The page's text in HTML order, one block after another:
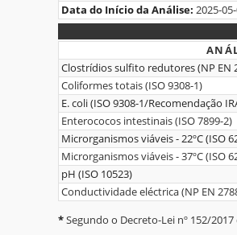
Data do Início da Análise: 2025-
Clostrídios sulfito redutores (NP EN
Coliformes totais (ISO 9308-1)
E. coli (ISO 9308-1/Recomendação
Enterococos intestinais (ISO 7899-2)
Microrganismos viáveis - 22ºC (ISO
Microrganismos viáveis - 37ºC (ISO
pH (ISO 10523)
Conductividade eléctrica (NP EN
*Segundo o Decreto-Lei nº 152/